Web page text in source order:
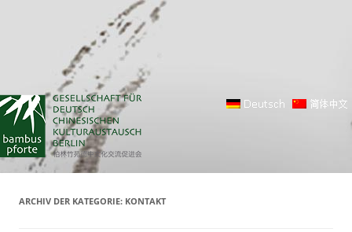
ARCHIV DER KATEGORIE: KONTAKT